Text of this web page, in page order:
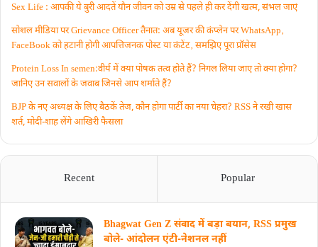
Sex Life : आपकी ये बुरी आदतें याैन जीवन को उम्र से पहले ही कर देंगी खत्म, संभल जाएं
सोशल मीडिया पर Grievance Officer तैनात: अब यूजर की कंप्लेन पर WhatsApp‚
FaceBook को हटानी होगी आपत्तिजनक पोस्ट या कंटेंट‚ समझिए पूरा प्रॉसेस
Protein Loss In semen:वीर्य में क्या पोषक तत्व होते हैं? निगल लिया जाए तो क्या होगा?
जानिए उन सवालों के जवाब जिनसे आप शर्माते हैं?
BJP के नए अध्यक्ष के लिए बैठकें तेज, कौन होगा पार्टी का नया चेहरा? RSS ने रखी खास
शर्त, मोदी-शाह लेंगे आखिरी फैसला
Recent Popular
Bhagwat Gen Z संवाद में बड़ा बयान, RSS प्रमुख
बोले- आंदोलन एंटी-नेशनल नहीं